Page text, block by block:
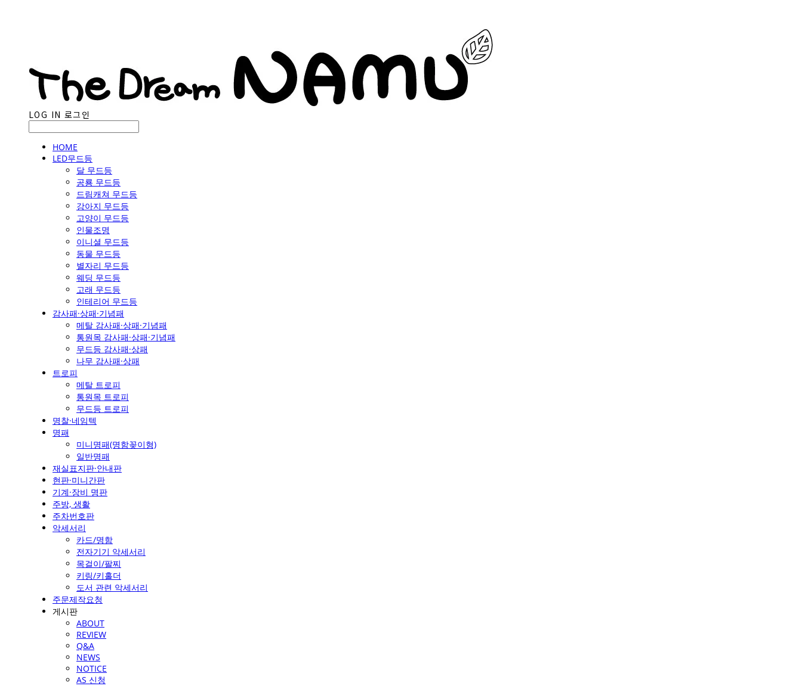
LOG IN 로그인
HOME
LED무드등
달 무드등
공룡 무드등
드림캐쳐 무드등
강아지 무드등
고양이 무드등
인물조명
이니셜 무드등
동물 무드등
별자리 무드등
웨딩 무드등
고래 무드등
인테리어 무드등
감사패·상패·기념패
메탈 감사패·상패·기념패
통원목 감사패·상패·기념패
무드등 감사패·상패
나무 감사패·상패
트로피
메탈 트로피
통원목 트로피
무드등 트로피
명찰·네임텍
명패
미니명패(명함꽂이형)
일반명패
재실표지판·안내판
현판·미니간판
기계·장비 명판
주방, 생활
주차번호판
악세서리
카드/명함
전자기기 악세서리
목걸이/팔찌
키링/키홀더
도서 관련 악세서리
주문제작요청
게시판
ABOUT
REVIEW
Q&A
NEWS
NOTICE
AS 신청